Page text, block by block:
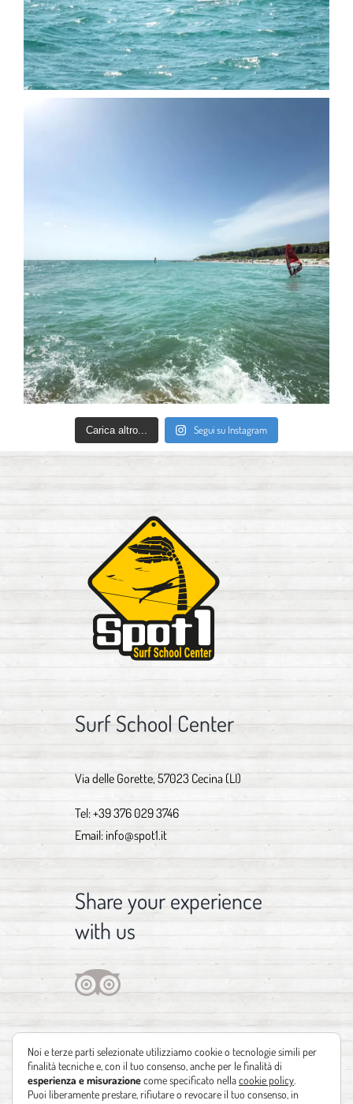
Carica altro... Segui su Instagram
Surf School Center
Via delle Gorette, 57023 Cecina (LI)
Tel:+39 376 029 3746
Email: info@spot1.it
Share your experience
with us
Noi e terze parti selezionate utilizziamo cookie o tecnologie simili per
finalità tecniche e, con il tuo consenso, anche per le finalità di
esperienza e misurazionecome specificato nellacookie policy
Puoi liberamente prestare, rifiutare o revocare il tuo consenso, in